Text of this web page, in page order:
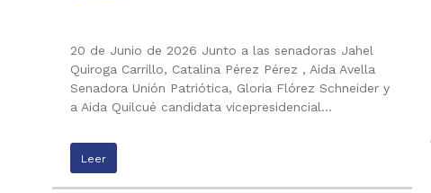
20 de Junio de 2026 Junto a las senadoras Jahel
Quiroga Carrillo, Catalina Pérez Pérez , Aida Avella
Senadora Unión Patriótica, Gloria Flórez Schneider y
a Aida Quilcué candidata vicepresidencial…
Leer